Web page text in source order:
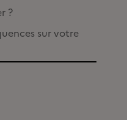
?
sur votre